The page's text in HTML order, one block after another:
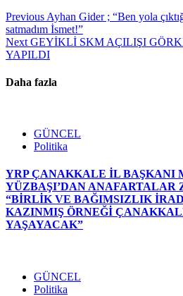
Previous Ayhan Gider ; “Ben yola
satmadım İsmet!”
Next GEYİKLİ SKM AÇILIŞI
YAPILDI
Daha fazla
GÜNCEL
Politika
YRP ÇANAKKALE İL BAŞKANI
YÜZBAŞI’DAN ANAFARTALAR
“BİRLİK VE BAĞIMSIZLIK
KAZINMIŞ ÖRNEĞİ
YAŞAYACAK”
GÜNCEL
Politika